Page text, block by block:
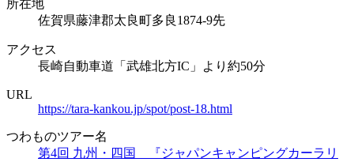
所在地
佐賀県藤津郡太良町多良1874-9先
アクセス
長崎自動車道「武雄北方IC」より約50分
URL
https://tara-kankou.jp/spot/post-18.html
つわものツアー名
第4回 九州・四国 『ジャパンキャンピングカーラリ